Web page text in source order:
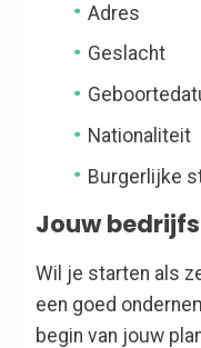
Adres
Geslacht
Nationaliteit
Burgerlijke
Jouw
Wil je starten als
een goed
begin van jouw